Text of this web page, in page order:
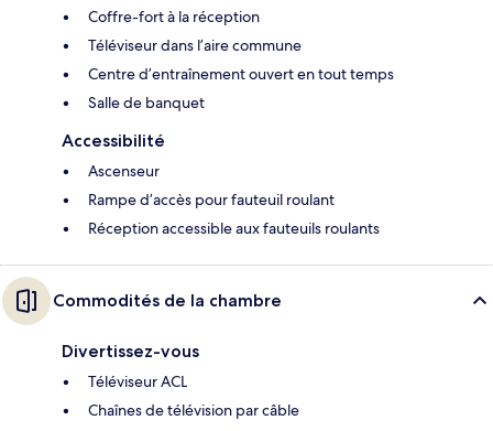
Coffre-fort à la réception
Téléviseur dans l’aire commune
Centre d’entraînement ouvert en tout temps
Salle de banquet
Accessibilité
Ascenseur
Rampe d’accès pour fauteuil roulant
Réception accessible aux fauteuils roulants
Commodités de la chambre
Divertissez-vous
Téléviseur ACL
Chaînes de télévision par câble